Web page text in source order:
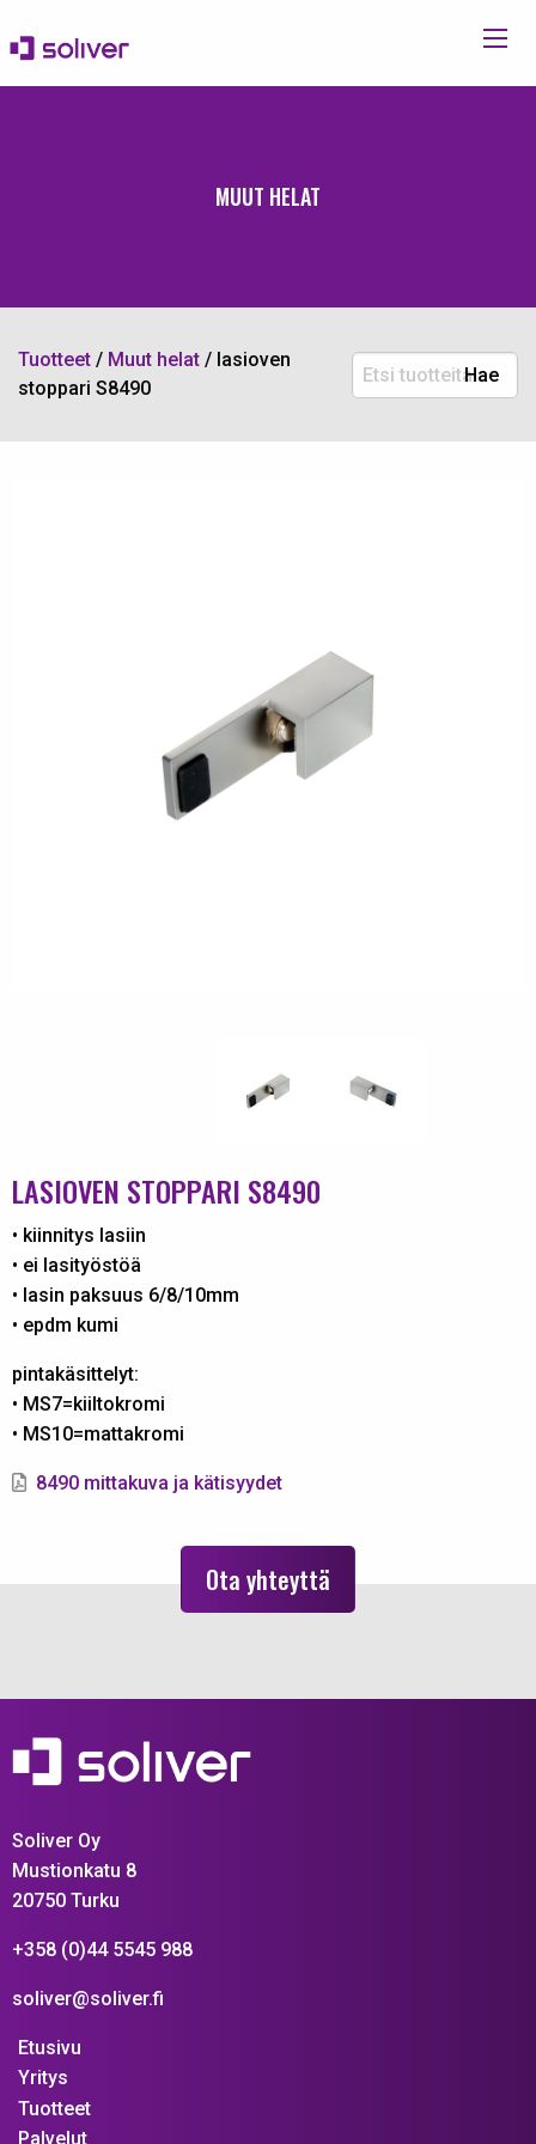
MUUT HELAT
Tuotteet / Muut helat / lasioven
stoppari S8490
Etsi
tuotteita:
Hae
LASIOVEN STOPPARI S8490
• kiinnitys lasiin
• ei lasityöstöä
• lasin paksuus 6/8/10mm
• epdm kumi
pintakäsittelyt:
• MS7=kiiltokromi
• MS10=mattakromi
8490 mittakuva ja kätisyydet
Ota yhteyttä
Soliver Oy
Mustionkatu 8
20750 Turku
+358 (0)44 5545 988
soliver@soliver.fi
Etusivu
Yritys
Tuotteet
Palvelut